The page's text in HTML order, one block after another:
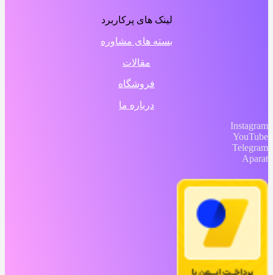
لینک های پرکاربرد
بسته های مشاوره
مقالات
فروشگاه
درباره ما
Instagram
YouTube
Telegram
Aparat